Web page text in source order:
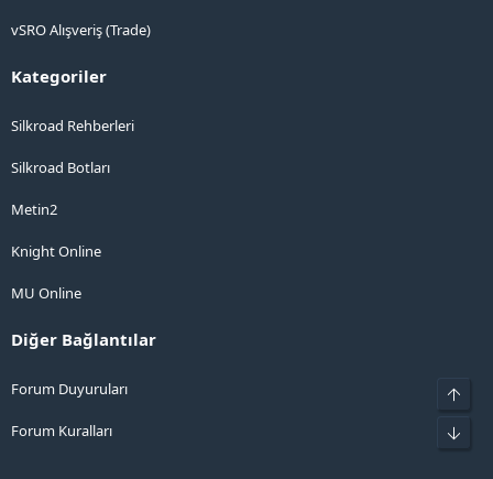
vSRO Alışveriş (Trade)
Kategoriler
Silkroad Rehberleri
Silkroad Botları
Metin2
Knight Online
MU Online
Diğer Bağlantılar
Forum Duyuruları
Forum Kuralları